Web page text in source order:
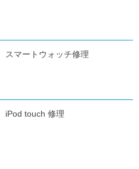
スマートウォッチ修理
iPod touch 修理